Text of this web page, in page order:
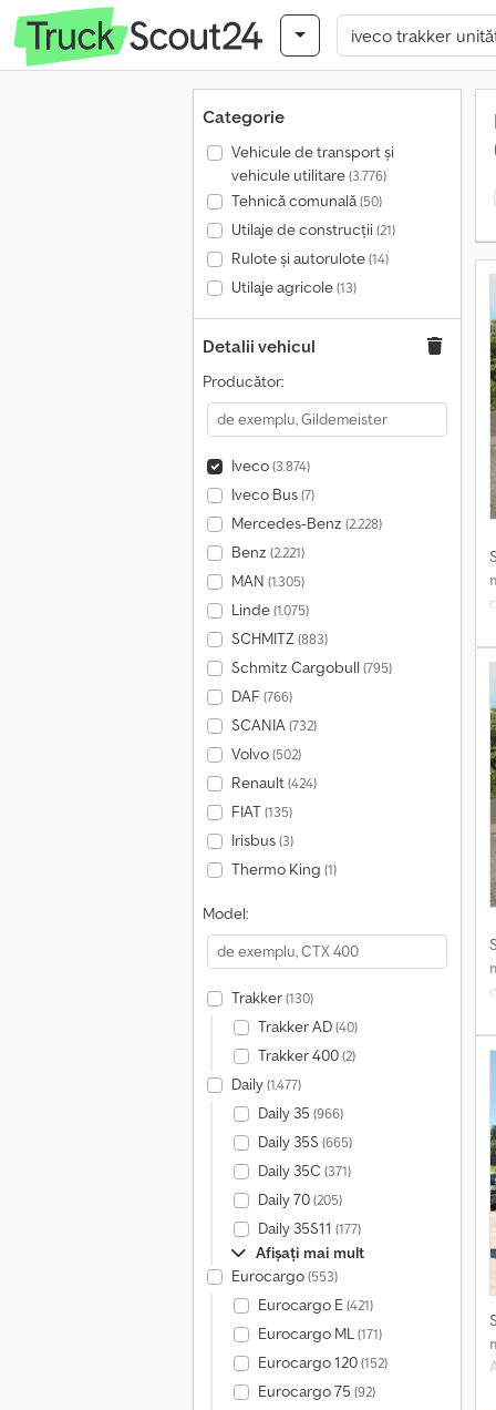
Categorie
Vehicule de transport şi
vehicule utilitare(3.776)
Tehnică comunală(50)
Utilaje de construcții(21)
Rulote și autorulote(14)
Utilaje agricole(13)
Detalii vehicul
Producător:
Iveco(3.874)
Iveco Bus(7)
Mercedes-Benz (2.228)
Benz (2.221)
MAN (1.305)
Linde(1.075)
SCHMITZ(883)
Schmitz Cargobull (795)
DAF (766)
SCANIA(732)
Volvo(502)
Renault(424)
FIAT(135)
Irisbus(3)
Thermo King (1)
Model:
Trakker(130)
Trakker AD(40)
Trakker 400(2)
Daily(1.477)
Daily 35 (966)
Daily 35S (665)
Daily 35C (371)
Daily 70(205)
Daily 35S11 (177)
Afișați mai mult
Eurocargo(553)
Eurocargo E(421)
Eurocargo ML(171)
Eurocargo 120(152)
Eurocargo 75 (92)